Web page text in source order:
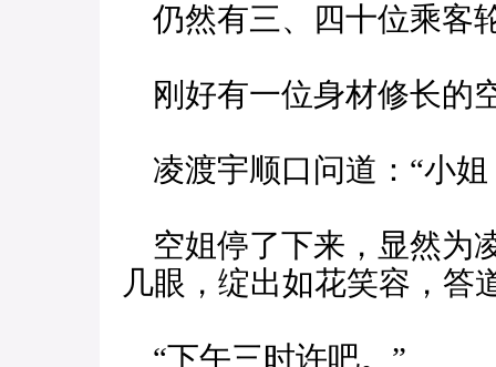
仍然有三、四十位乘客
刚好有一位身材修长的
凌渡宇顺口问道：“小姐
空姐停了下来，显然为
几眼，绽出如花笑容，答
“下午三时许吧。”